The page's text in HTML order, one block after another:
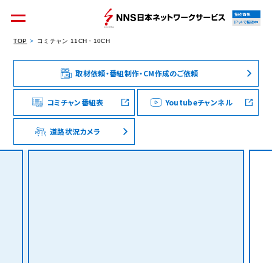
個人のお客様 集合住宅オーナーの方
法人のお客様 料金シミュレーション
接続情報
IPv4で接続中
TOP コミチャン 11CH・10CH
取材依頼・番組制作・CM作成のご依頼
コミチャン番組表 Youtubeチャンネル
道路状況カメラ